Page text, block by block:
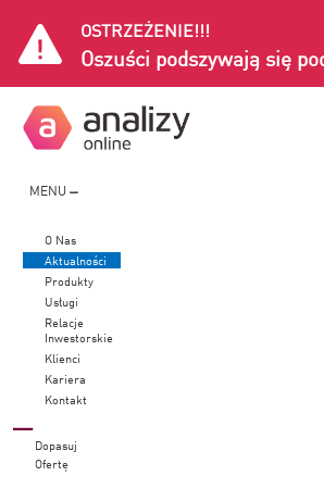
OSTRZEŻENIE!!!
Oszuści podszywają się
MENU
O Nas
Aktualności
Produkty
Usługi
Relacje
Inwestorskie
Klienci
Kariera
Kontakt
Dopasuj
Ofertę